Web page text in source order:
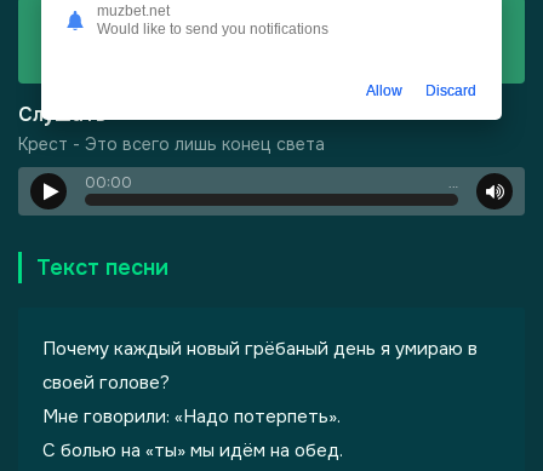
Скачать
Слушать
Крест - Это всего лишь конец света
00:00 …
Текст песни
Почему каждый новый грёбаный день я умираю в
своей голове?
Мне говорили: «Надо потерпеть».
С болью на «ты» мы идём на обед.
Шепот, робкое дыхание
muzbet.net
Would like to send you notifications
Allow Discard